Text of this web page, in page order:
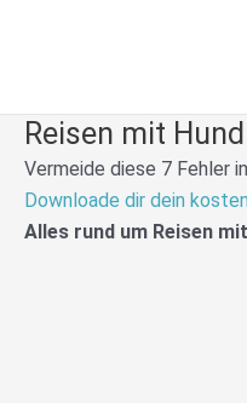
Reisen mit Hund
Vermeide diese 7 Fehler
Downloade dir dein
Alles rund um Reisen